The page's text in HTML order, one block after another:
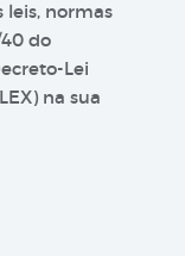
leis, normas
do
Lei
na sua